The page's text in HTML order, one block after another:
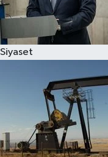
Siyaset
Spor
Çocuk
Eğitim
Hava Durumu